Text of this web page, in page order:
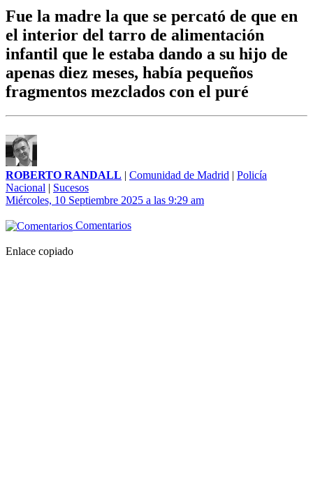
Fue la madre la que se percató de que en
el interior del tarro de alimentación
infantil que le estaba dando a su hijo de
apenas diez meses, había pequeños
fragmentos mezclados con el puré
ROBERTO RANDALL | Comunidad de Madrid | Policía
Nacional | Sucesos
Miércoles, 10 Septiembre 2025 a las 9:29 am
Comentarios
Enlace copiado